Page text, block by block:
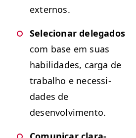
externos.
Sele­cionar del­e­ga­dos
com base em suas
habil­i­dades, car­ga de
tra­bal­ho e neces­si­
dades de
desenvolvimento.